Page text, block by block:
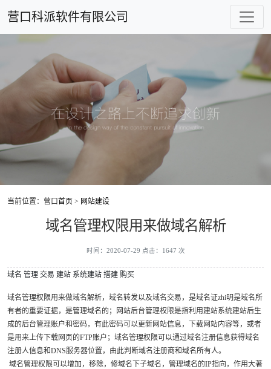
营口科派软件有限公司
当前位置：营口首页 > 网站建设
域名管理权限用来做域名解析
时间：2020-07-29 点击：1647 次
域名 管理 交易 建站 系统建站 搭建 购买
域名管理权限用来做域名解析，域名转发以及域名交易，是域名证zhi明是域名所
有者的重要证据，是管理域名的；网站后台管理权限是指利用建站系统建站后生
成的后台管理账户和密码，有此密码可以更新网站信息，下载网站内容等，或者
是用来上传下载网页的FTP账户；域名管理权限可以通过域名注册信息获得域名
注册人信息和DNS服务器位置，由此判断域名注册商和域名所有人。
域名管理权限可以增加，移除，修域名下子域名，管理域名的IP指向，作用大著